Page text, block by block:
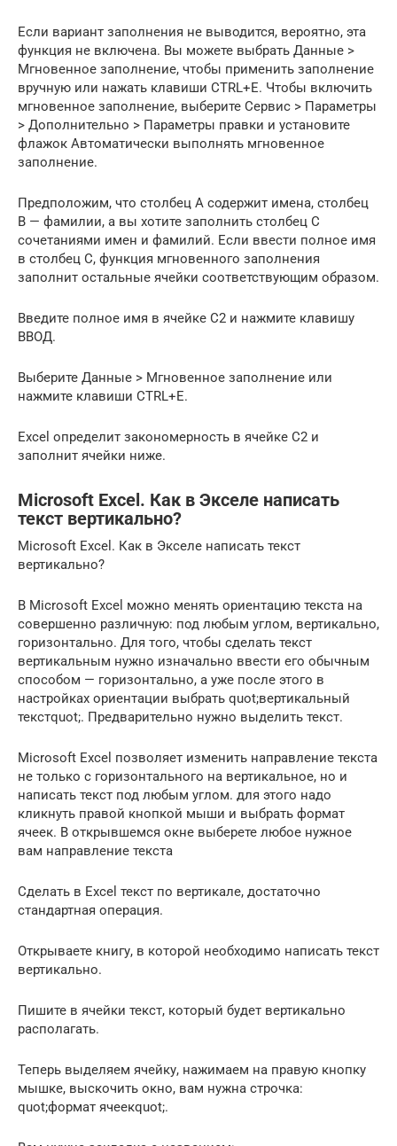
Если вариант заполнения не выводится, вероятно, эта
функция не включена. Вы можете выбрать Данные >
Мгновенное заполнение, чтобы применить заполнение
вручную или нажать клавиши CTRL+E. Чтобы включить
мгновенное заполнение, выберите Сервис > Параметры
> Дополнительно > Параметры правки и установите
флажок Автоматически выполнять мгновенное
заполнение.
Предположим, что столбец A содержит имена, столбец
B — фамилии, а вы хотите заполнить столбец C
сочетаниями имен и фамилий. Если ввести полное имя
в столбец C, функция мгновенного заполнения
заполнит остальные ячейки соответствующим образом.
Введите полное имя в ячейке C2 и нажмите клавишу
ВВОД.
Выберите Данные > Мгновенное заполнение или
нажмите клавиши CTRL+E.
Excel определит закономерность в ячейке C2 и
заполнит ячейки ниже.
Microsoft Excel. Как в Экселе написать
текст вертикально?
Microsoft Excel. Как в Экселе написать текст
вертикально?
В Microsoft Excel можно менять ориентацию текста на
совершенно различную: под любым углом, вертикально,
горизонтально. Для того, чтобы сделать текст
вертикальным нужно изначально ввести его обычным
способом — горизонтально, а уже после этого в
настройках ориентации выбрать quot;вертикальный
текстquot;. Предварительно нужно выделить текст.
Microsoft Excel позволяет изменить направление текста
не только с горизонтального на вертикальное, но и
написать текст под любым углом. для этого надо
кликнуть правой кнопкой мыши и выбрать формат
ячеек. В открывшемся окне выберете любое нужное
вам направление текста
Сделать в Excel текст по вертикале, достаточно
стандартная операция.
Открываете книгу, в которой необходимо написать текст
вертикально.
Пишите в ячейки текст, который будет вертикально
располагать.
Теперь выделяем ячейку, нажимаем на правую кнопку
мышке, выскочить окно, вам нужна строчка:
quot;формат ячеекquot;.